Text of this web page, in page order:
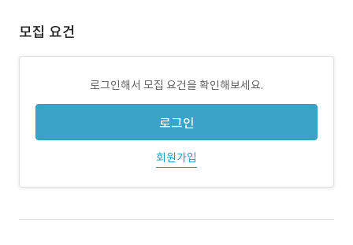
모집 요건
로그인해서 모집 요건을 확인해보세요.
로그인
회원가입